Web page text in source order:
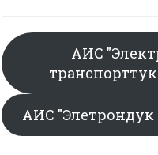
АИС
АИС "Элетрондук